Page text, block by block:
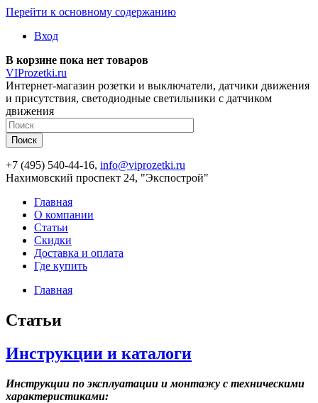
Перейти к основному содержанию
Вход
В корзине пока нет товаров
VIProzetki.ru
Интернет-магазин розетки и выключатели, датчики движения
и присутствия, светодиодные светильники с датчиком
движения
+7 (495) 540-44-16, info@viprozetki.ru
Нахимовский проспект 24, "Экспострой"
Главная
О компании
Статьи
Скидки
Доставка и оплата
Где купить
Главная
Статьи
Инструкции и каталоги
Инструкции по эксплуатации и монтажу с техническими
характеристиками: